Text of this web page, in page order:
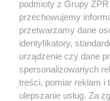
podmioty z Grupy
przechowujemy
przetwarzamy dane
identyfikatory,
urządzenie czy dane
spersonalizowanych
treści, pomiar reklam i
ulepszanie usług. Za